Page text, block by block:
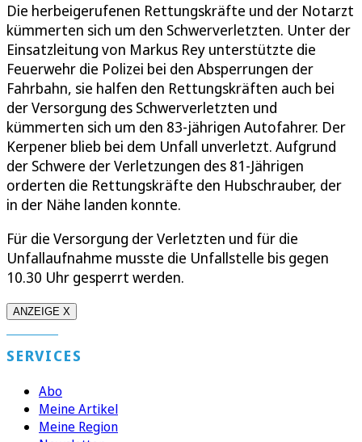
Die herbeigerufenen Rettungskräfte und der Notarzt
kümmerten sich um den Schwerverletzten. Unter der
Einsatzleitung von Markus Rey unterstützte die
Feuerwehr die Polizei bei den Absperrungen der
Fahrbahn, sie halfen den Rettungskräften auch bei
der Versorgung des Schwerverletzten und
kümmerten sich um den 83-jährigen Autofahrer. Der
Kerpener blieb bei dem Unfall unverletzt. Aufgrund
der Schwere der Verletzungen des 81-Jährigen
orderten die Rettungskräfte den Hubschrauber, der
in der Nähe landen konnte.
Für die Versorgung der Verletzten und für die
Unfallaufnahme musste die Unfallstelle bis gegen
10.30 Uhr gesperrt werden.
ANZEIGE X
SERVICES
Abo
Meine Artikel
Meine Region